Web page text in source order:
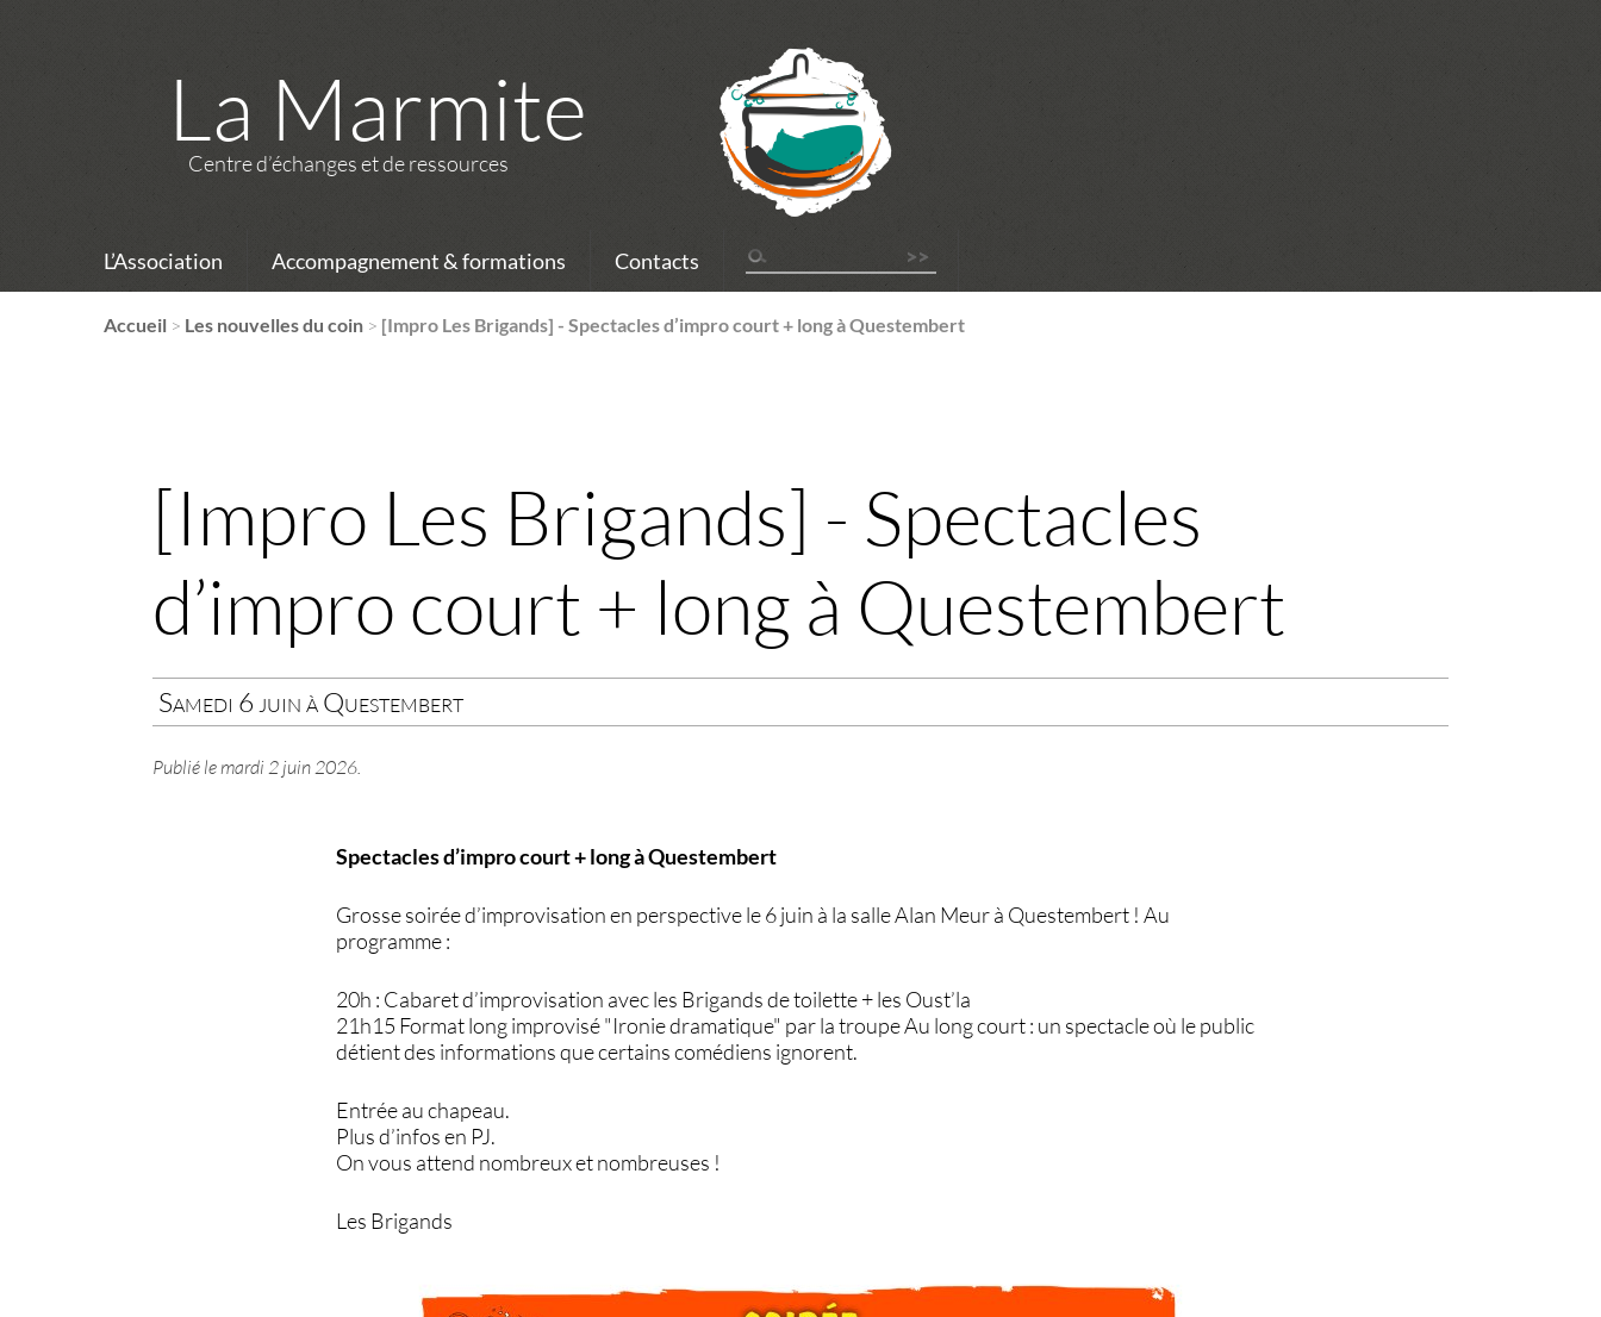
La Marmite
Centre d’échanges et de ressources
L’Association Accompagnement & formations Contacts
Accueil > Les nouvelles du coin > [Impro Les Brigands] - Spectacles d’impro court + long à Questembert
[Impro Les Brigands] - Spectacles
d’impro court + long à Questembert
Samedi 6 juin à Questembert
Publié lemardi 2 juin 2026.
Spectacles d’impro court + long à Questembert
Grosse soirée d’improvisation en perspective le 6 juin à la salle Alan Meur à Questembert ! Au
programme :
20h : Cabaret d’improvisation avec les Brigands de toilette + les Oust’la
21h15 Format long improvisé "Ironie dramatique" par la troupe Au long court : un spectacle où le public
détient des informations que certains comédiens ignorent.
Entrée au chapeau.
Plus d’infos en PJ.
On vous attend nombreux et nombreuses !
Les Brigands